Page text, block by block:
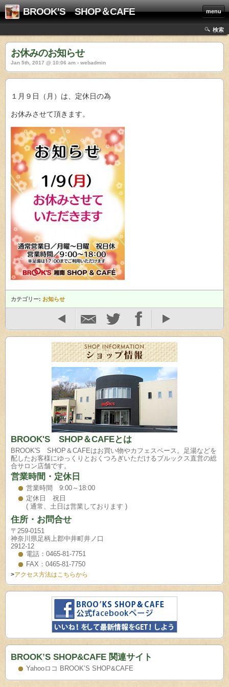
BROOK'S SHOP＆CAFE menu
検索
お休みのお知らせ
Jan 5th, 2017 @ 10:06 am › webadmin
１月９日（月）は、定休日の為
お休みさせて頂きます。
カテゴリー: お知らせ
BROOK'S SHOP＆CAFEとは
BROOK'S SHOP＆CAFEはお買い物やカフェスペース。足湯などを
配したお客様にゆっくりとおくつろぎいただけるブルックス直営の総
合サロン店舗です。
営業時間・定休日
営業時間 9:00～18:00
定休日 祝日
( 通常、土日は営業しております )
住所・お問合せ
〒259-0151
神奈川県足柄上郡中井町井ノ口
2912-12
電話：0465-81-7751
FAX：0465-81-7750
>アクセス方法はこちらから
BROOK’S SHOP&CAFE 関連サイト
Yahooロコ BROOK’S SHOP&CAFE